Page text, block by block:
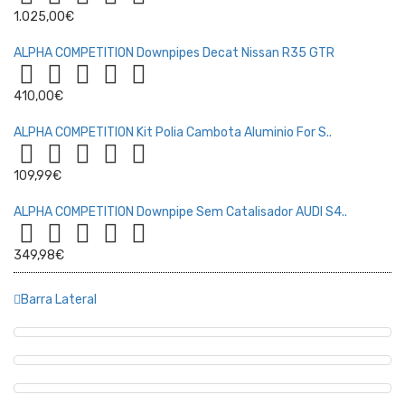
1.025,00€
ALPHA COMPETITION Downpipes Decat Nissan R35 GTR
410,00€
ALPHA COMPETITION Kit Polia Cambota Aluminio For S..
109,99€
ALPHA COMPETITION Downpipe Sem Catalisador AUDI S4..
349,98€
Barra Lateral